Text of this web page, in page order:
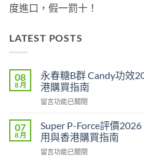
度進口，假一罰十！
LATEST POSTS
08
8 月
永春糖B群 Candy功效
港購買指南
在
春
糖
B
群
留言功能已關閉
07
8 月
Super P-Force評價
用與香港購買指南
在
留言功能已關閉